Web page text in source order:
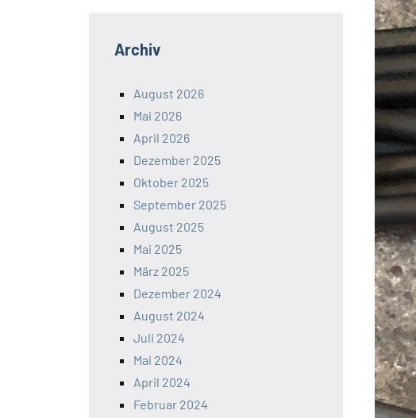
Archiv
August 2026
Mai 2026
April 2026
Dezember 2025
Oktober 2025
September 2025
August 2025
Mai 2025
März 2025
Dezember 2024
August 2024
Juli 2024
Mai 2024
April 2024
Februar 2024